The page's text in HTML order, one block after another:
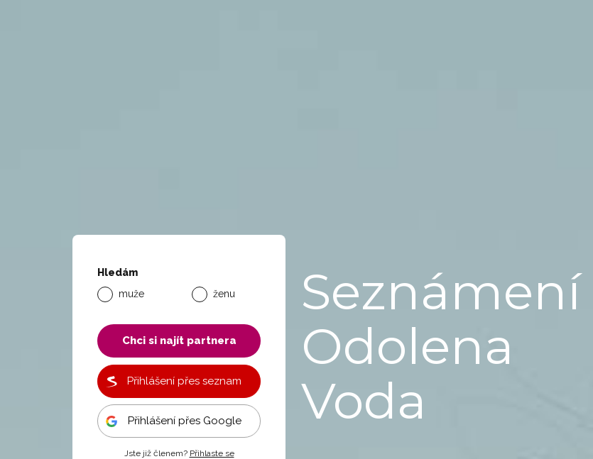
Hledám
muže
ženu
Chci si najít partnera
Přihlášení přes seznam
Přihlášení přes Google
Jste již členem? Přihlaste se
Seznámení
Odolena
Voda